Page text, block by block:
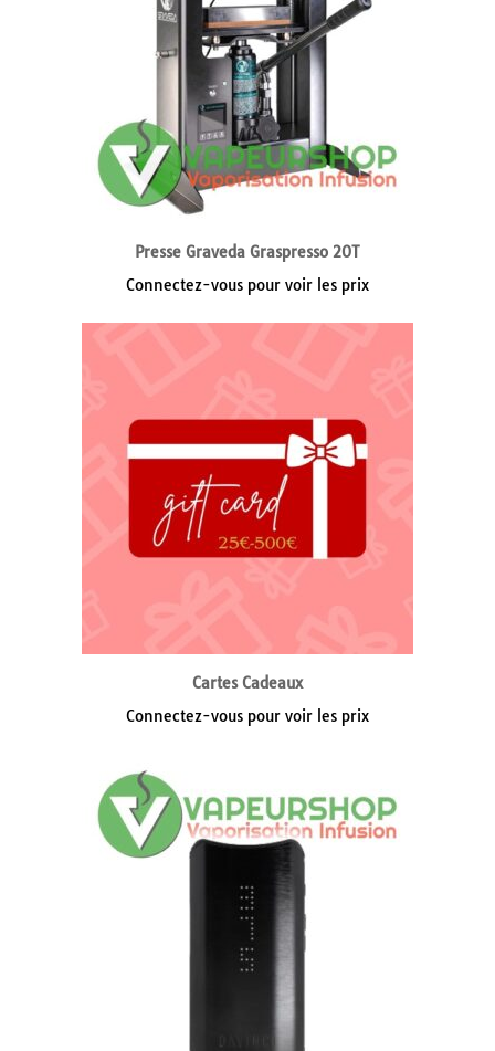
Presse Graveda Graspresso 20T
Connectez-vous pour voir les prix
Cartes Cadeaux
Connectez-vous pour voir les prix